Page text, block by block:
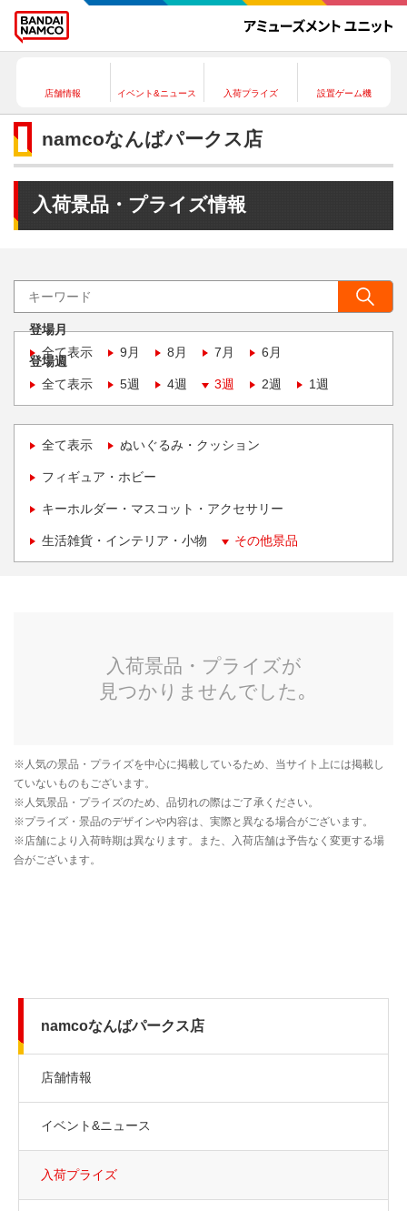
店舗情報 イベント&ニュース 入荷プライズ 設置ゲーム機
namcoなんばパークス店
入荷景品・プライズ情報
登場月
全て表示
9月 8月 7月 6月
登場週
全て表示
5週 4週 3週 2週 1週
全て表示 ぬいぐるみ・クッション
フィギュア・ホビー
キーホルダー・マスコット・アクセサリー
生活雑貨・インテリア・小物 その他景品
namcoなんばパークス店
店舗情報
イベント&ニュース
入荷プライズ